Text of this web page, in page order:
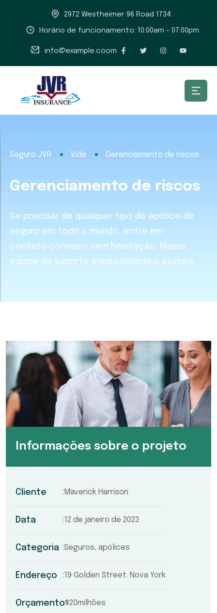
2972 Westheimer 96 Road 1734.
Horário de funcionamento: 10:00am - 07:00pm
info@example.coom
Seguro JVR Vida Gerenciamento de riscos
Gerenciamento de riscos
Se precisar de qualquer tipo de apólice de
seguro em todo o mundo, entre em
contato conosco sem hesitação. Nossa
equipe de suporte especializada o ajudará.
Informações sobre o projeto
Cliente Maverick Harrison
Data 12 de janeiro de 2023
Categoria Seguros, apólices
Endereço 19 Golden Street. Nova York
Orçamento$20milhões